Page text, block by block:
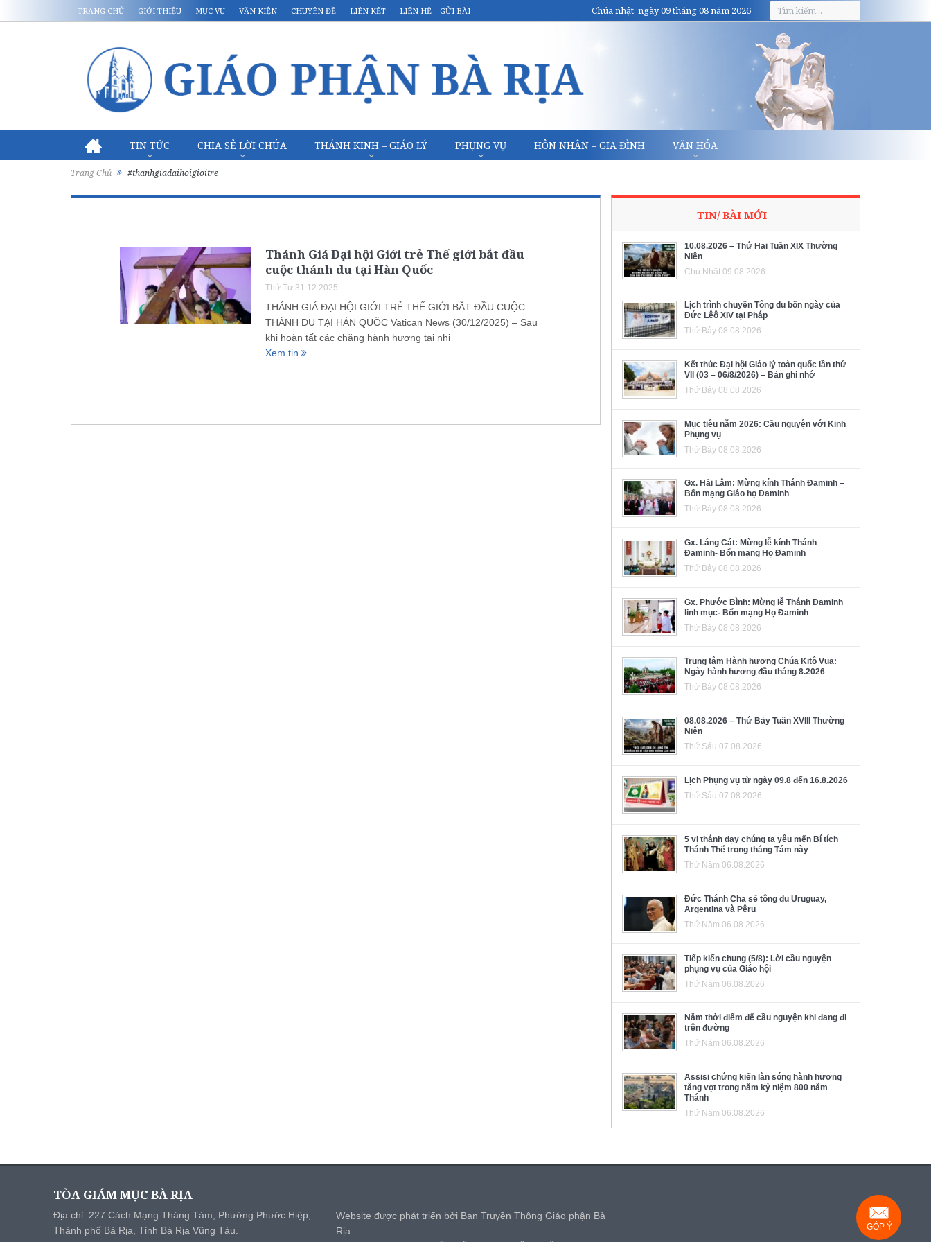
TRANG CHỦ GIỚI THIỆU MỤC VỤ VĂN KIỆN CHUYÊN ĐỀ LIÊN KẾT LIÊN HỆ – GỬI BÀI Chúa nhật, ngày 09 tháng 08 năm 2026
TIN TỨC CHIA SẺ LỜI CHÚA THÁNH KINH – GIÁO LÝ PHỤNG VỤ HÔN NHÂN – GIA ĐÌNH VĂN HÓA
Trang Chủ #thanhgiadaihoigioitre
Thánh Giá Đại hội Giới trẻ Thế giới bắt đầu
cuộc thánh du tại Hàn Quốc
Thứ Tư 31.12.2025
THÁNH GIÁ ĐẠI HỘI GIỚI TRẺ THẾ GIỚI BẮT ĐẦU CUỘC
THÁNH DU TẠI HÀN QUỐC Vatican News (30/12/2025) – Sau
khi hoàn tất các chặng hành hương tại nhi
Xem tin
TIN/ BÀI MỚI
10.08.2026 – Thứ Hai Tuần XIX Thường
Niên
Chủ Nhật 09.08.2026
Lịch trình chuyến Tông du bốn ngày của
Đức Lêô XIV tại Pháp
Thứ Bảy 08.08.2026
Kết thúc Đại hội Giáo lý toàn quốc lần thứ
VII (03 – 06/8/2026) – Bản ghi nhớ
Thứ Bảy 08.08.2026
Mục tiêu năm 2026: Cầu nguyện với Kinh
Phụng vụ
Thứ Bảy 08.08.2026
Gx. Hải Lâm: Mừng kính Thánh Đaminh –
Bổn mạng Giáo họ Đaminh
Thứ Bảy 08.08.2026
Gx. Láng Cát: Mừng lễ kính Thánh
Đaminh- Bổn mạng Họ Đaminh
Thứ Bảy 08.08.2026
Gx. Phước Bình: Mừng lễ Thánh Đaminh
linh mục- Bổn mạng Họ Đaminh
Thứ Bảy 08.08.2026
Trung tâm Hành hương Chúa Kitô Vua:
Ngày hành hương đầu tháng 8.2026
Thứ Bảy 08.08.2026
08.08.2026 – Thứ Bảy Tuần XVIII Thường
Niên
Thứ Sáu 07.08.2026
Lịch Phụng vụ từ ngày 09.8 đến 16.8.2026
Thứ Sáu 07.08.2026
5 vị thánh dạy chúng ta yêu mến Bí tích
Thánh Thể trong tháng Tám này
Thứ Năm 06.08.2026
Đức Thánh Cha sẽ tông du Uruguay,
Argentina và Pêru
Thứ Năm 06.08.2026
Tiếp kiến chung (5/8): Lời cầu nguyện
phụng vụ của Giáo hội
Thứ Năm 06.08.2026
Năm thời điểm để cầu nguyện khi đang đi
trên đường
Thứ Năm 06.08.2026
Assisi chứng kiến làn sóng hành hương
tăng vọt trong năm kỷ niệm 800 năm
Thánh
Thứ Năm 06.08.2026
TÒA GIÁM MỤC BÀ RỊA
Địa chỉ: 227 Cách Mạng Tháng Tám, Phường Phước Hiệp,
Thành phố Bà Rịa, Tỉnh Bà Rịa Vũng Tàu.
Website được phát triển bởi Ban Truyền Thông Giáo phận Bà
Rịa.
GÓP Ý